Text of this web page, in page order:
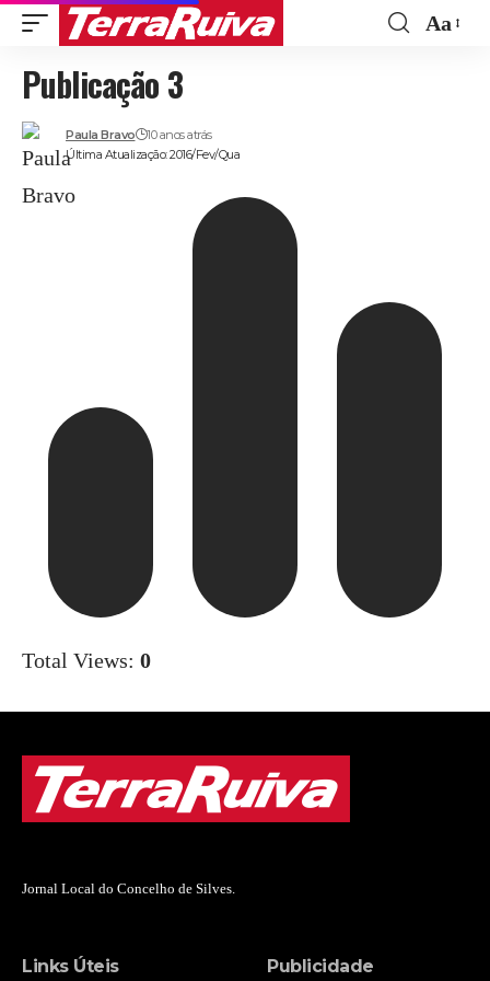
Aa
Publicação 3
Última Atualização: 2016/Fev/Qua
Paula Bravo 10 anos atrás
Total Views: 0
Jornal Local do Concelho de Silves.
Links Úteis Publicidade